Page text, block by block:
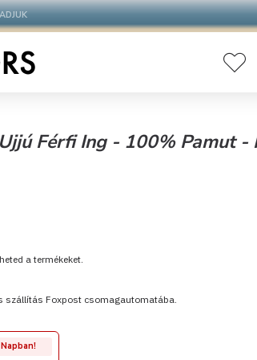
!
Férfi Ing - 100% Pamut -
a termékeket.
szállítás Foxpost csomagautomatába.